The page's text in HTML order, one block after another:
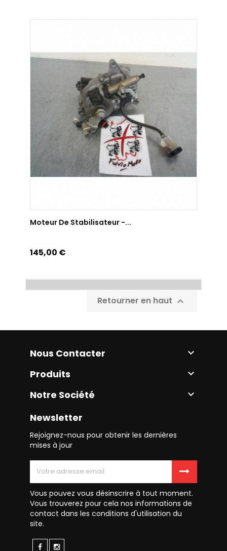
Moteur De Stabilisateur -...
Prix
145,00 €
Retourner en haut 
Nous Contacter 
Produits 
Notre Société 
Newsletter
Rejoignez-nous pour obtenir les dernières
mises à jour
Vous pouvez vous désinscrire à tout moment.
Vous trouverez pour cela nos informations de
contact dans les conditions d'utilisation du
site.